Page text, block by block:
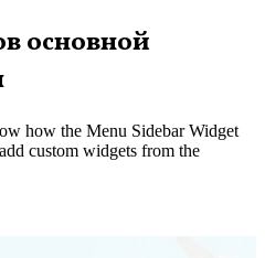
основной
how the Menu Sidebar Widget
custom widgets from the